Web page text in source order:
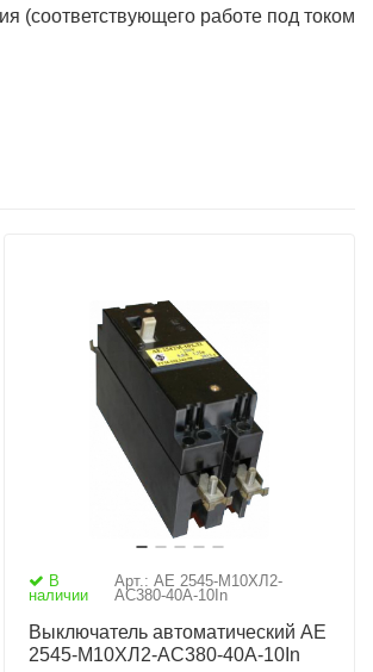
(соответствующего работе под током
В
наличии
Арт.: АЕ 2545-М10ХЛ2-
AC380-40А-10In
Выключатель автоматический АЕ
2545-М10ХЛ2-AC380-40А-10In